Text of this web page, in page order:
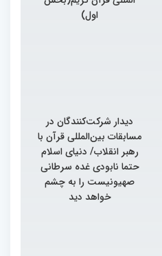
اول)
دیدار شرکت‌کنندگان در
مسابقات بین‌المللی قرآن با
رهبر انقلاب/ دنیای اسلام
حتما نابودی غده سرطانی
صهیونیست را به چشم
خواهد دید